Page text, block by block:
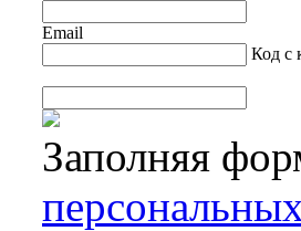
Email
Код с
Заполняя